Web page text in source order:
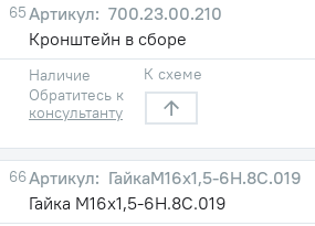
65
700.23.00.210
Кронштейн в сборе
Наличие
Обратитесь к
консультанту
К схеме
66
ГайкаМ16х1,5-6H.8С.019
Гайка М16х1,5-6H.8С.019